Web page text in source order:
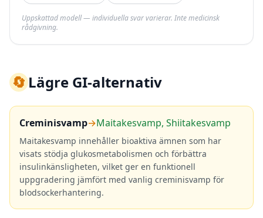
Uppskattad modell — individuella svar varierar. Inte medicinsk
rådgivning.
🔄Lägre GI-alternativ
Creminisvamp→Maitakesvamp, Shiitakesvamp
Maitakesvamp innehåller bioaktiva ämnen som har
visats stödja glukosmetabolismen och förbättra
insulinkänsligheten, vilket ger en funktionell
uppgradering jämfört med vanlig creminisvamp för
blodsockerhantering.